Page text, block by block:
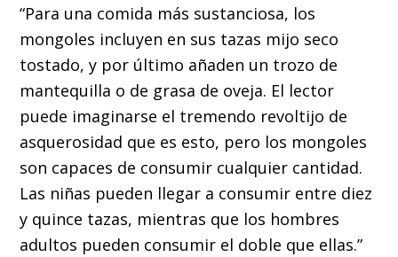
“Para una comida más sustanciosa, los
mongoles incluyen en sus tazas mijo seco
tostado, y por último añaden un trozo de
mantequilla o de grasa de oveja. El lector
puede imaginarse el tremendo revoltijo de
asquerosidad que es esto, pero los mongoles
son capaces de consumir cualquier cantidad.
Las niñas pueden llegar a consumir entre diez
y quince tazas, mientras que los hombres
adultos pueden consumir el doble que ellas.”